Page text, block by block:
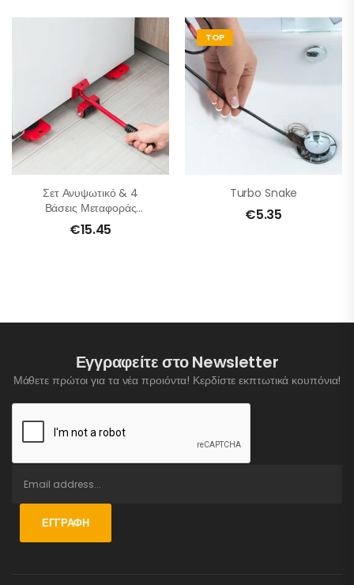
Σετ Ανυψωτικό & 4
Βάσεις Μεταφοράς
Επίπλων – Συσκευών
€15.45
TOP
Turbo Snake
€5.35
Εγγραφείτε στο Newsletter
Μάθετε πρώτοι για τα νέα προιόντα! Κερδίστε εκπτωτικά κουπόνια!
ΕΓΓΡΑΦΉ